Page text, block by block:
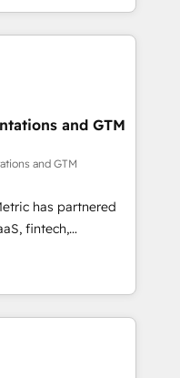
in building
success
human insight
designs solutions
and
•
EMEA Impact
HubSpot
• Proprietary
team:
Grow
and GTM
and GTM
has partnered
fintech,
industries. With
we deliver scalable
challenges.